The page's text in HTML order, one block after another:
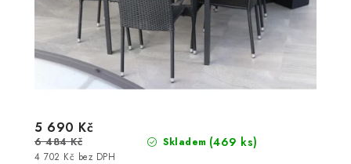
Skladem (469 ks)
4 702 Kč bez DPH
5 690 Kč
6 484 Kč